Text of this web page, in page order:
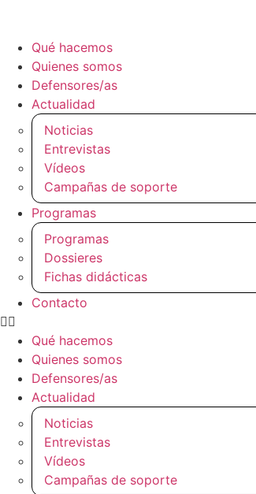
Qué hacemos
Quienes somos
Defensores/as
Actualidad
Noticias
Entrevistas
Vídeos
Campañas de soporte
Programas
Programas
Dossieres
Fichas didácticas
Contacto
Qué hacemos
Quienes somos
Defensores/as
Actualidad
Noticias
Entrevistas
Vídeos
Campañas de soporte